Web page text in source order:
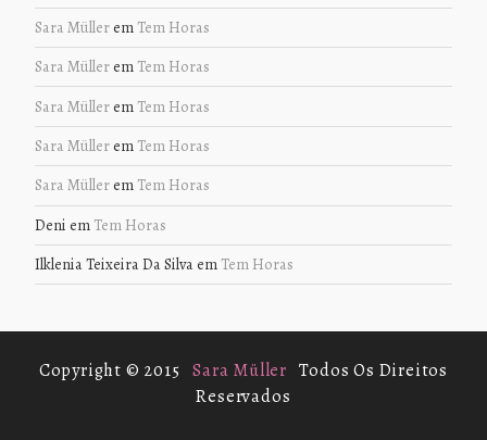
Sara Müllerem Tem Horas
Sara Müllerem Tem Horas
Sara Müllerem Tem Horas
Sara Müllerem Tem Horas
Sara Müllerem Tem Horas
Deni em Tem Horas
Ilklenia Teixeira Da Silvaem Tem Horas
Copyright © 2015 Sara Müller Todos Os Direitos
Reservados